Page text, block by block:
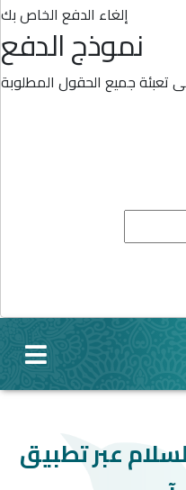
إلغاء الدفع الخاص بك
نموذج الدفع
تعبئة جميع الحقول المطلوبة
عبر تطبيق